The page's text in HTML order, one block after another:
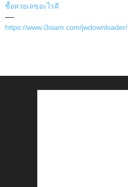
ซื้อหวยเลขอะไรดี
—-
https://www.i3siam.com/jwdownloader/